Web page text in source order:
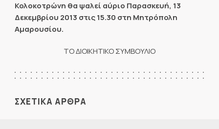
Κολοκοτρώνη θα ψαλεί αύριο Παρασκευή, 13
Δεκεμβρίου 2013 στις 15.30 στη Μητρόπολη
Αμαρουσίου.
ΤΟ ΔΙΟΙΚΗΤΙΚΟ ΣΥΜΒΟΥΛΙΟ
ΣΧΕΤΙΚΑ ΑΡΘΡΑ